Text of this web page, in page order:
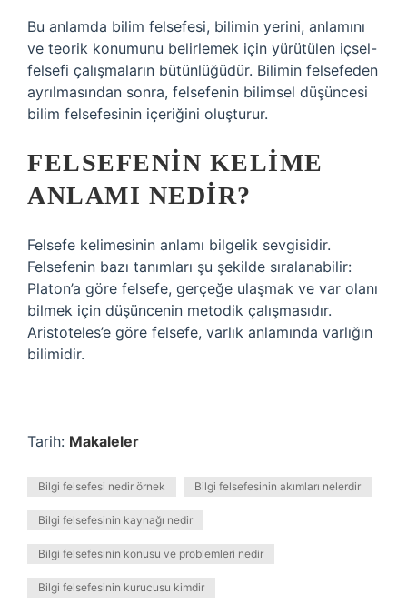
Bu anlamda bilim felsefesi, bilimin yerini, anlamını
ve teorik konumunu belirlemek için yürütülen içsel-
felsefi çalışmaların bütünlüğüdür. Bilimin felsefeden
ayrılmasından sonra, felsefenin bilimsel düşüncesi
bilim felsefesinin içeriğini oluşturur.
FELSEFENIN KELIME
ANLAMI NEDIR?
Felsefe kelimesinin anlamı bilgelik sevgisidir.
Felsefenin bazı tanımları şu şekilde sıralanabilir:
Platon’a göre felsefe, gerçeğe ulaşmak ve var olanı
bilmek için düşüncenin metodik çalışmasıdır.
Aristoteles’e göre felsefe, varlık anlamında varlığın
bilimidir.
Tarih: Makaleler
Bilgi felsefesi nedir örnek Bilgi felsefesinin akımları nelerdir
Bilgi felsefesinin kaynağı nedir
Bilgi felsefesinin konusu ve problemleri nedir
Bilgi felsefesinin kurucusu kimdir